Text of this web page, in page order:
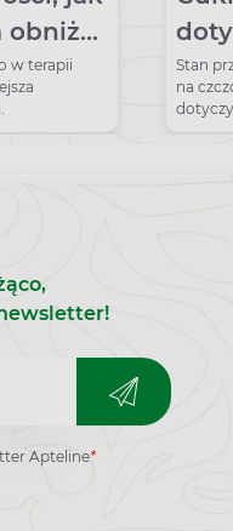
obniża
w terapii
Stan
na
Apteline*